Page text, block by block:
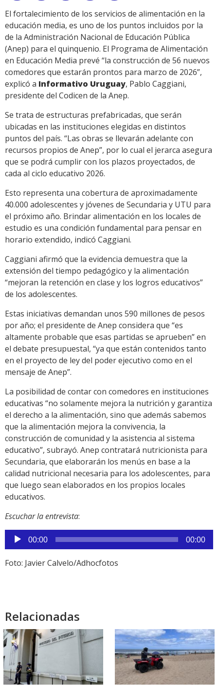
Link
El fortalecimiento de los servicios de alimentación en la
educación media, es uno de los puntos incluidos por la
de la Administración Nacional de Educación Pública
(Anep) para el quinquenio. El Programa de Alimentación
en Educación Media prevé “la construcción de 56 nuevos
comedores que estarán prontos para marzo de 2026”,
explicó a Informativo Uruguay, Pablo Caggiani,
presidente del Codicen de la Anep.
Se trata de estructuras prefabricadas, que serán
ubicadas en las instituciones elegidas en distintos
puntos del país. “Las obras se llevarán adelante con
recursos propios de Anep”, por lo cual el jerarca asegura
que se podrá cumplir con los plazos proyectados, de
cada al ciclo educativo 2026.
Esto representa una cobertura de aproximadamente
40.000 adolescentes y jóvenes de Secundaria y UTU para
el próximo año. Brindar alimentación en los locales de
estudio es una condición fundamental para pensar en
horario extendido, indicó Caggiani.
Caggiani afirmó que la evidencia demuestra que la
extensión del tiempo pedagógico y la alimentación
“mejoran la retención en clase y los logros educativos”
de los adolescentes.
Estas iniciativas demandan unos 590 millones de pesos
por año; el presidente de Anep considera que “es
altamente probable que esas partidas se aprueben” en
el debate presupuestal, “ya que están contenidos tanto
en el proyecto de ley del poder ejecutivo como en el
mensaje de Anep”.
La posibilidad de contar con comedores en instituciones
educativas “no solamente mejora la nutrición y garantiza
el derecho a la alimentación, sino que además sabemos
que la alimentación mejora la convivencia, la
construcción de comunidad y la asistencia al sistema
educativo”, subrayó. Anep contratará nutricionista para
Secundaria, que elaborarán los menús en base a la
calidad nutricional necesaria para los adolescentes, para
que luego sean elaborados en los propios locales
educativos.
Escuchar la entrevista:
Reproductor
de
audio
00:00 00:00
Foto: Javier Calvelo/Adhocfotos
Relacionadas